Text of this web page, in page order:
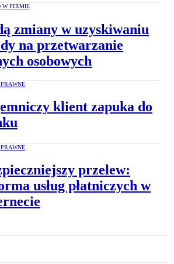
W FIRMIE
zmiany w uzyskiwaniu
na przetwarzanie
osobowych
klient zapuka do
przelew:
usług płatniczych w